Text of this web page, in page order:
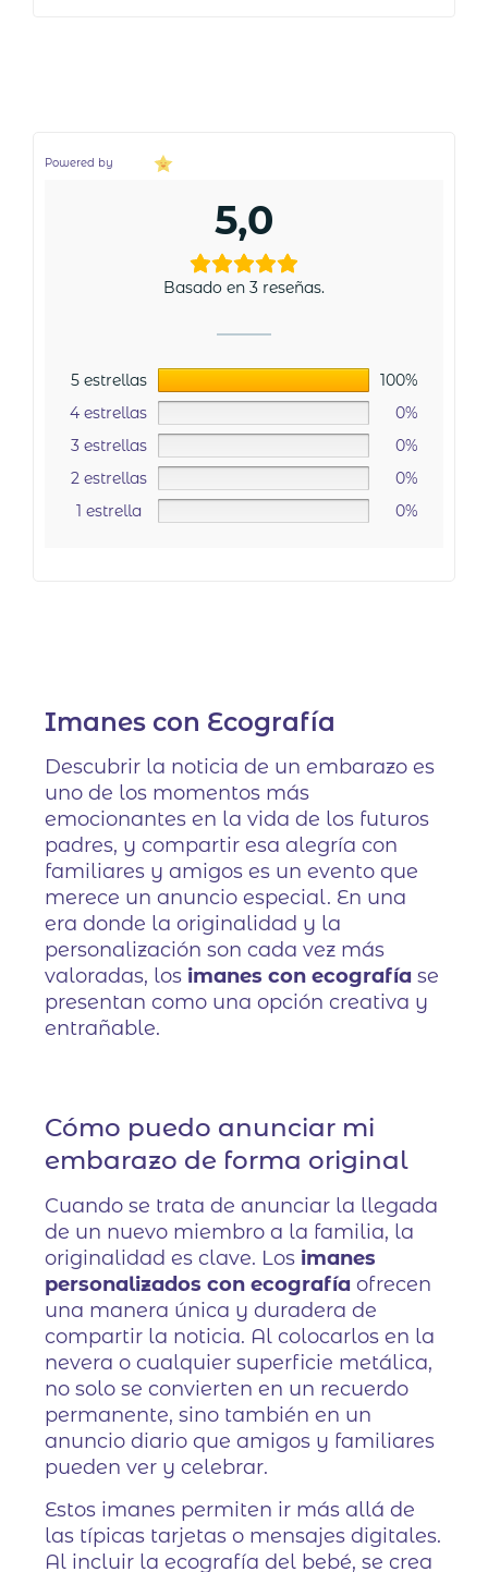
Powered by
5,0
Basado en 3 reseñas.
5 estrellas
100%
4 estrellas
0%
3 estrellas
0%
2 estrellas
0%
1 estrella
0%
Imanes con Ecografía
Descubrir la noticia de un embarazo es
uno de los momentos más
emocionantes en la vida de los futuros
padres, y compartir esa alegría con
familiares y amigos es un evento que
merece un anuncio especial. En una
era donde la originalidad y la
personalización son cada vez más
valoradas, los imanes con ecografía se
presentan como una opción creativa y
entrañable.
Cómo puedo anunciar mi
embarazo de forma original
Cuando se trata de anunciar la llegada
de un nuevo miembro a la familia, la
originalidad es clave. Los imanes
personalizados con ecografía ofrecen
una manera única y duradera de
compartir la noticia. Al colocarlos en la
nevera o cualquier superficie metálica,
no solo se convierten en un recuerdo
permanente, sino también en un
anuncio diario que amigos y familiares
pueden ver y celebrar.
Estos imanes permiten ir más allá de
las típicas tarjetas o mensajes digitales.
Al incluir la ecografía del bebé, se crea